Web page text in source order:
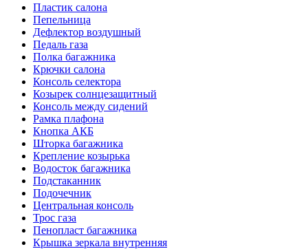
Пластик салона
Пепельница
Дефлектор воздушный
Педаль газа
Полка багажника
Крючки салона
Консоль селектора
Козырек солнцезащитный
Консоль между сидений
Рамка плафона
Кнопка АКБ
Шторка багажника
Крепление козырька
Водосток багажника
Подстаканник
Подочечник
Центральная консоль
Трос газа
Пенопласт багажника
Крышка зеркала внутренняя